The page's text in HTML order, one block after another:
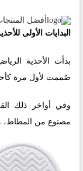
أفضل
البدايات الأولى
بدأت الأحذية
صُممت لأول مرة
وفي أواخر ذلك
مصنوع من المطاط،